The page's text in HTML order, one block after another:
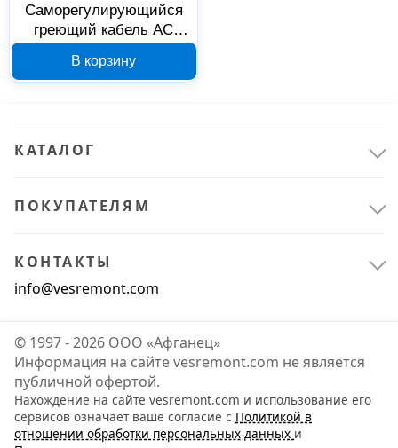
Саморегулирующийся
греющий кабель AC
15FS-2 в трубу, арт.
21705214
В корзину
КАТАЛОГ
ПОКУПАТЕЛЯМ
КОНТАКТЫ
info@vesremont.com
© 1997 - 2026 ООО «Афганец»
Информация на сайте vesremont.com не является
публичной офертой.
Нахождение на сайте vesremont.com и использование его
сервисов означает ваше согласие с Политикой в
отношении обработки персональных данных и